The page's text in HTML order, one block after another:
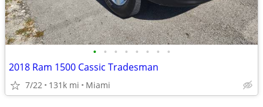
• • • • • • • •
2018 Ram 1500 Cassic Tradesman
7/22 131k mi Miami